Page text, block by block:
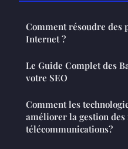
Comment résoudre des
Internet ?
Le Guide Complet des
votre SEO
Comment les
améliorer la gestion des
télécommunications?